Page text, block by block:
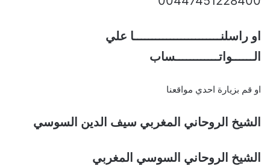
او راسلنــــــــــــــــــــــــا علي
الــــــواتــــــــــــساب
او قم بزيارة احدي مواقعنا
الشيخ الروحاني المغربي سيف الدين السوسي
الشيخ الروحاني السوسي المغربي